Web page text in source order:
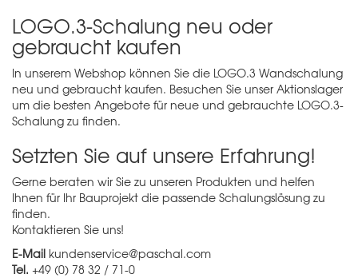
LOGO.3-Schalung neu oder
gebraucht kaufen
In unserem Webshop können Sie die LOGO.3 Wandschalung
neu und gebraucht kaufen. Besuchen Sie unser Aktionslager
um die besten Angebote für neue und gebrauchte LOGO.3-
Schalung zu finden.
Setzten Sie auf unsere Erfahrung!
Gerne beraten wir Sie zu unseren Produkten und helfen
Ihnen für Ihr Bauprojekt die passende Schalungslösung zu
finden.
Kontaktieren Sie uns!
E-Mail kundenservice@paschal.com
Tel. +49 (0) 78 32 / 71-0